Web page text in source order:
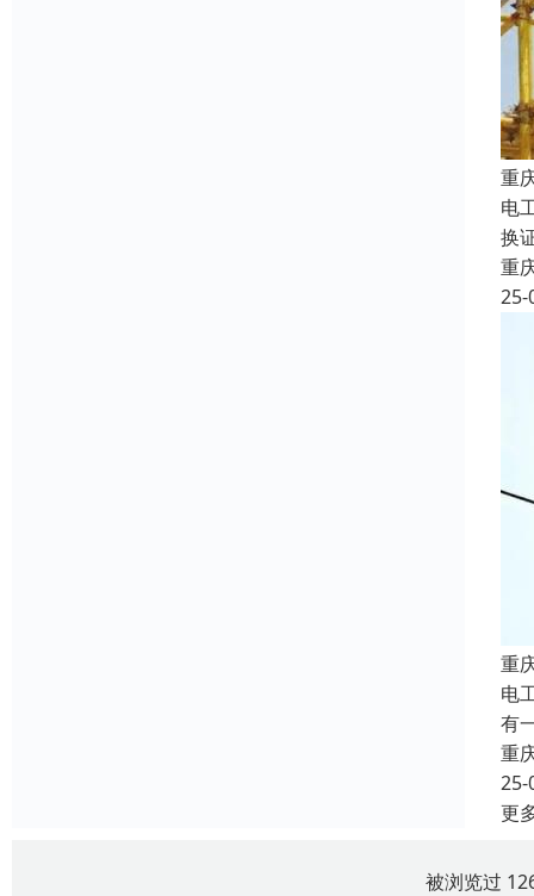
重
电
换
重
25-
重
电
有
重
25-
更
被浏览过